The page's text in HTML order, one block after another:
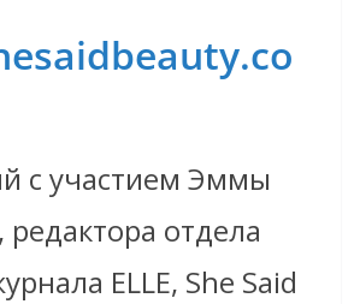
с участием Эммы
отдела
ELLE, She Said